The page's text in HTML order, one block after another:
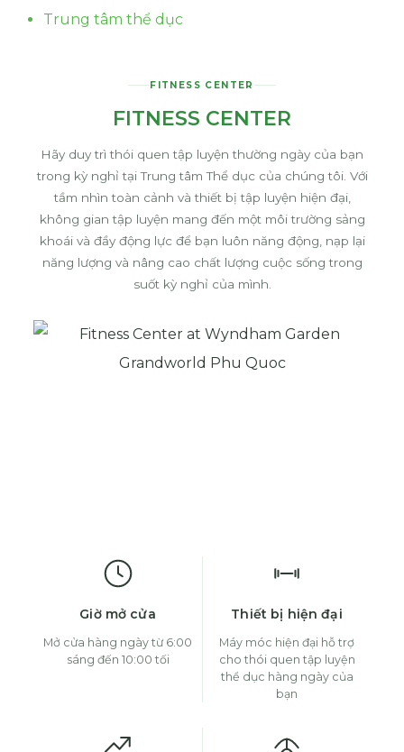
Trung tâm thể dục
FITNESS CENTER
FITNESS CENTER
Hãy duy trì thói quen tập luyện thường ngày của bạn
trong kỳ nghỉ tại Trung tâm Thể dục của chúng tôi. Với
tầm nhìn toàn cảnh và thiết bị tập luyện hiện đại,
không gian tập luyện mang đến một môi trường sảng
khoái và đầy động lực để bạn luôn năng động, nạp lại
năng lượng và nâng cao chất lượng cuộc sống trong
suốt kỳ nghỉ của mình.
Giờ mở cửa
Mở cửa hàng ngày từ 6:00
sáng đến 10:00 tối
Thiết bị hiện đại
Máy móc hiện đại hỗ trợ
cho thói quen tập luyện
thể dục hàng ngày của
bạn